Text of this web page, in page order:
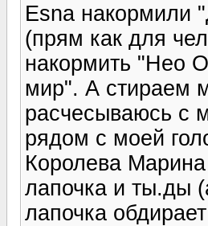
Esna накормили
(прям как для
накормить "Нео
мир". А стираем
расчесываюсь с
рядом с моей
Королева Марина
лапочка и ты.ды
лапочка